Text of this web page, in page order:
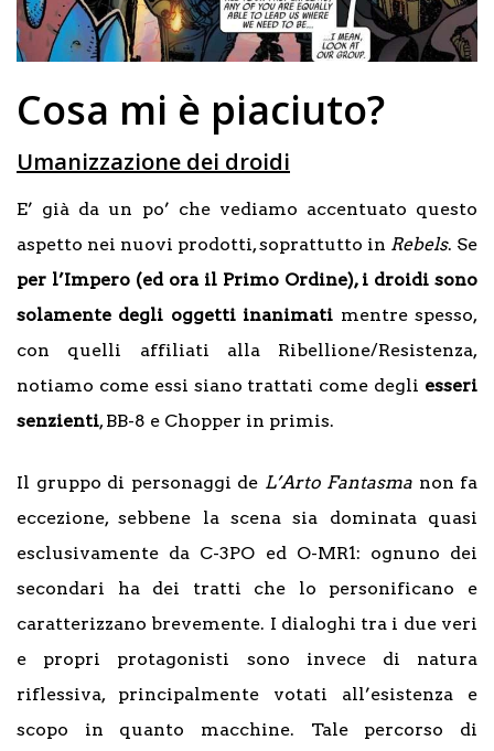
Cosa mi è piaciuto?
Umanizzazione dei droidi
E’ già da un po’ che vediamo accentuato questo
aspetto nei nuovi prodotti, soprattutto in Rebels. Se
per l’Impero (ed ora il Primo Ordine), i droidi sono
solamente degli oggetti inanimati mentre spesso,
con quelli affiliati alla Ribellione/Resistenza,
notiamo come essi siano trattati come degli esseri
senzienti, BB-8 e Chopper in primis.
Il gruppo di personaggi de L’Arto Fantasma non fa
eccezione, sebbene la scena sia dominata quasi
esclusivamente da C-3PO ed O-MR1: ognuno dei
secondari ha dei tratti che lo personificano e
caratterizzano brevemente. I dialoghi tra i due veri
e propri protagonisti sono invece di natura
riflessiva, principalmente votati all’esistenza e
scopo in quanto macchine. Tale percorso di